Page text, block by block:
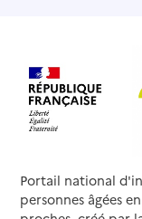
Portail national
personnes âgées